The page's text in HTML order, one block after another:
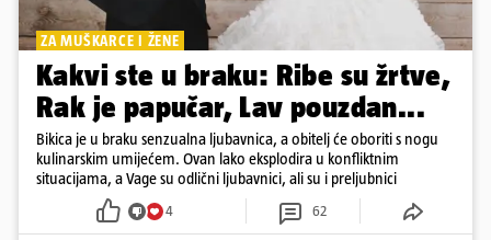
ZA MUŠKARCE I ŽENE
Kakvi ste u braku: Ribe su žrtve,
Rak je papučar, Lav pouzdan...
Bikica je u braku senzualna ljubavnica, a obitelj će oboriti s nogu
kulinarskim umijećem. Ovan lako eksplodira u konfliktnim
situacijama, a Vage su odlični ljubavnici, ali su i preljubnici
4 62